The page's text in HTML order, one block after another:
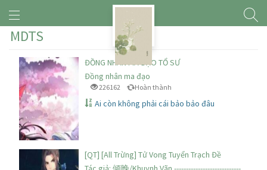
MDTS
ĐỒNG NHÂN MA ĐẠO TỔ SƯ
Đồng nhân ma đạo
226162 Hoàn thành
Ai còn không phải cái bảo bảo đâu
[QT] [All Trừng] Tử Vong Tuyển Trạch Đề